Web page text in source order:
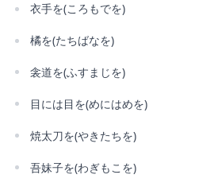
衣手を(ころもでを)
橘を(たちばなを)
衾道を(ふすまじを)
目には目を(めにはめを)
焼太刀を(やきたちを)
吾妹子を(わぎもこを)